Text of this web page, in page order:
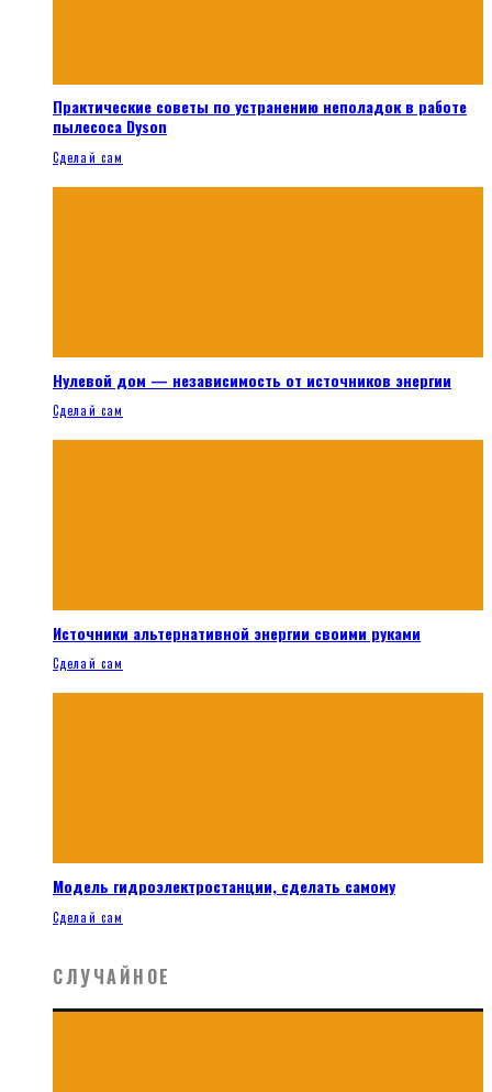
Практические советы по устранению неполадок в работе
пылесоса Dyson
Сделай сам
Нулевой дом — независимость от источников энергии
Сделай сам
Источники альтернативной энергии своими руками
Сделай сам
Модель гидроэлектростанции, сделать самому
Сделай сам
СЛУЧАЙНОЕ